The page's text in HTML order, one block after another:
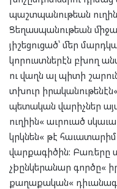
պաշտպանութեան
Ցեղասպանութեան
յիշեցուցած՝ մեր
կորուստներէն բխող
ու վաղն ալ պիտի
տխուր
պետական վարիչներ
ուղիին« աւրուած
կրկնեն« թէ
վարքագիծին: Բառերը
չþընկերանար գործը«
քաղաքական«